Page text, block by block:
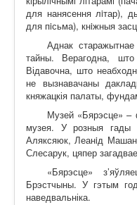
для нанясення лiтар),
для пiсьма), кнiжныя
Аднак
тайны. Верагодна,
Відавочна, што
не вызнавачаны
княжацкія палаты,
Музей «Бярэсце» –
музея. У розныя гады
Аляксяюк, Леанiд
Слесарук, цяпер
«Бярэсце»
Брэстчыны. У гэтым
наведвальніка.